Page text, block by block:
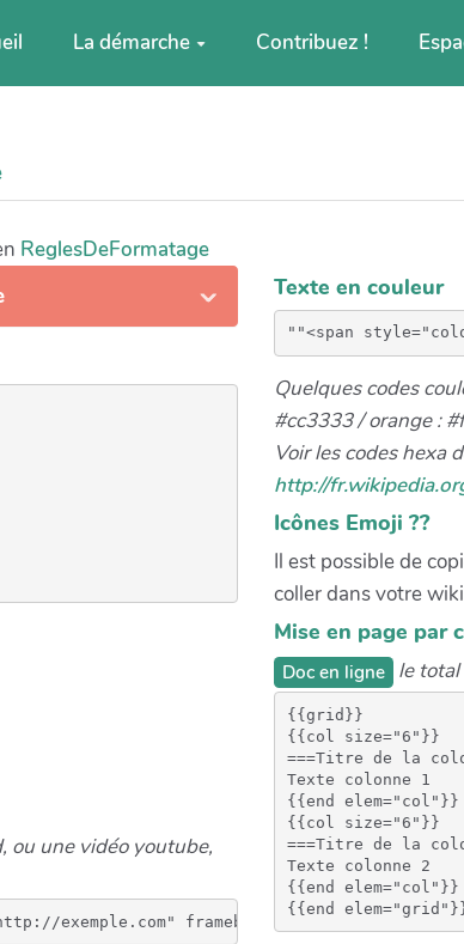
La démarche Contribuez !
ReglesDeFormatage
ou une vidéo youtube,
Texte en couleur
Quelques codes
#cc3333 / orange :
Voir les codes hexa
http://
Icônes Emoji ??
Il est possible de
coller dans votre
Mise en page par
Doc en ligne le
{{grid}}
{{col size="6"}}
===Titre de la
Texte colonne 1
{{end elem="col"}}
{{col size="6"}}
===Titre de la
Texte colonne 2
{{end elem="col"}}